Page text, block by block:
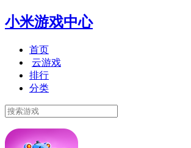
小米游戏中心
首页
云游戏
排行
分类